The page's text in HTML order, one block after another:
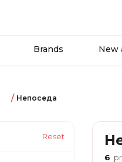
Brands New
Непоседа
Reset
6